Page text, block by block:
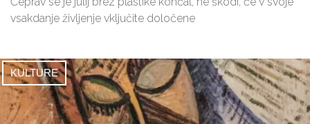
vsakdanje življenje vključite določene
KULTURE